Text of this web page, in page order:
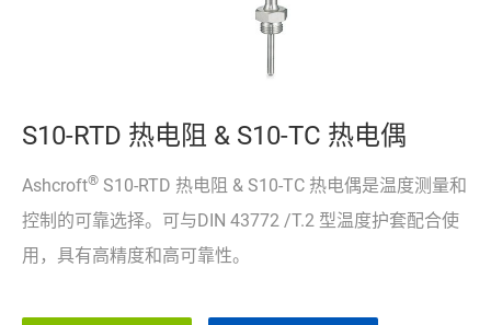
S10-RTD 热电阻 & S10-TC 热电偶
Ashcroft® S10-RTD 热电阻 & S10-TC 热电偶是温度测量和
控制的可靠选择。可与DIN 43772 /T.2 型温度护套配合使
用，具有高精度和高可靠性。